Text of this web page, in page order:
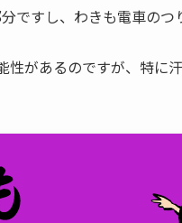
ですし、わきも電車の
性があるのですが、特に